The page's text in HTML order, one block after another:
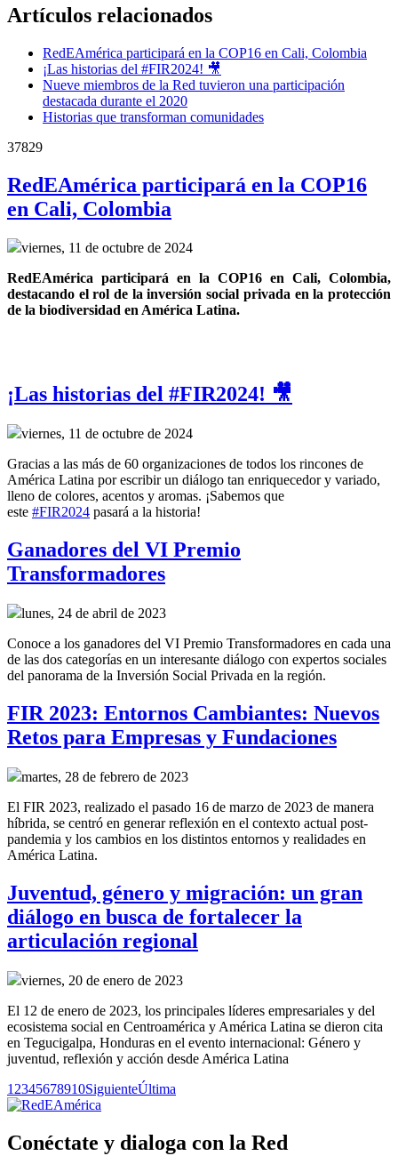
Artículos relacionados
RedEAmérica participará en la COP16 en Cali, Colombia
¡Las historias del #FIR2024! 🎥
Nueve miembros de la Red tuvieron una participación
destacada durante el 2020
Historias que transforman comunidades
37829
RedEAmérica participará en la COP16
en Cali, Colombia
viernes, 11 de octubre de 2024
RedEAmérica participará en la COP16 en Cali, Colombia,
destacando el rol de la inversión social privada en la protección
de la biodiversidad en América Latina.
¡Las historias del #FIR2024! 🎥
viernes, 11 de octubre de 2024
Gracias a las más de 60 organizaciones de todos los rincones de
América Latina por escribir un diálogo tan enriquecedor y variado,
lleno de colores, acentos y aromas. ¡Sabemos que
este #FIR2024 pasará a la historia!
Ganadores del VI Premio
Transformadores
lunes, 24 de abril de 2023
Conoce a los ganadores del VI Premio Transformadores en cada una
de las dos categorías en un interesante diálogo con expertos sociales
del panorama de la Inversión Social Privada en la región.
FIR 2023: Entornos Cambiantes: Nuevos
Retos para Empresas y Fundaciones
martes, 28 de febrero de 2023
El FIR 2023, realizado el pasado 16 de marzo de 2023 de manera
híbrida, se centró en generar reflexión en el contexto actual post-
pandemia y los cambios en los distintos entornos y realidades en
América Latina.
Juventud, género y migración: un gran
diálogo en busca de fortalecer la
articulación regional
viernes, 20 de enero de 2023
El 12 de enero de 2023, los principales líderes empresariales y del
ecosistema social en Centroamérica y América Latina se dieron cita
en Tegucigalpa, Honduras en el evento internacional: Género y
juventud, reflexión y acción desde América Latina
1 2345678910SiguienteÚltima
Conéctate y dialoga con la Red